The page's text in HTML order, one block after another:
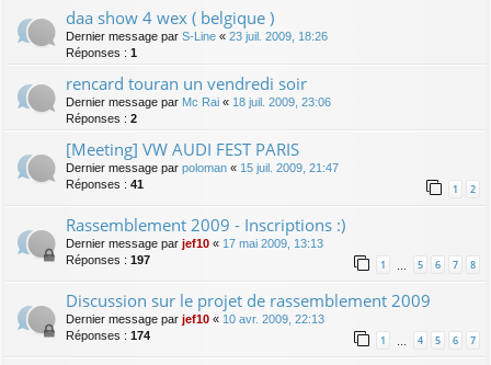
daa show 4 wex ( belgique )
Dernier message par S-Line « 23 juil. 2009, 18:26
Réponses : 1
rencard touran un vendredi soir
Dernier message par Mc Rai « 18 juil. 2009, 23:06
Réponses : 2
[Meeting] VW AUDI FEST PARIS
Dernier message par poloman « 15 juil. 2009, 21:47
Réponses : 41 1 2
Rassemblement 2009 - Inscriptions :)
Dernier message par jef10 « 17 mai 2009, 13:13
Réponses : 197 1 … 5 6 7 8
Discussion sur le projet de rassemblement 2009
Dernier message par jef10 « 10 avr. 2009, 22:13
Réponses : 174 1 … 4 5 6 7